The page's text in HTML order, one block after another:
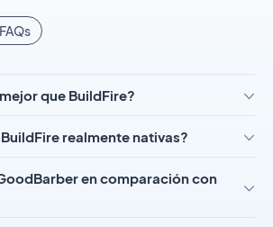
que BuildFire?
realmente nativas?
en comparación con